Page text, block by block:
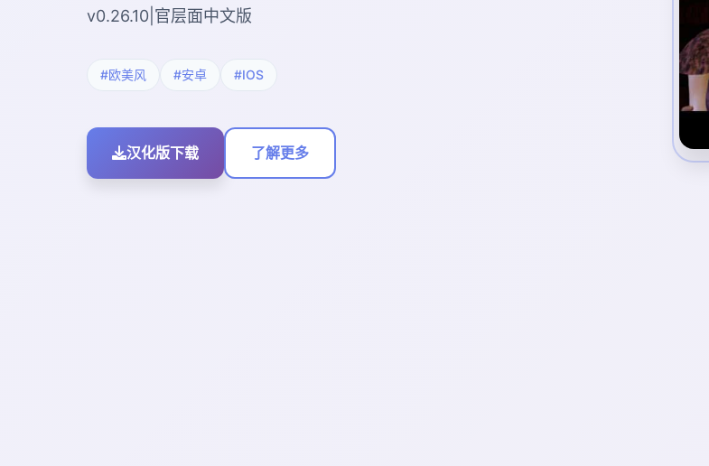
v0.26.10|官层面中文版
#欧美风 #安卓 #IOS
汉化版下载 了解更多